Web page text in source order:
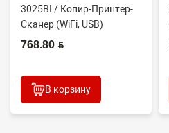
3025BI / Копир-Принтер-
Сканер (WiFi, USB)
768.80 BYN
В корзину